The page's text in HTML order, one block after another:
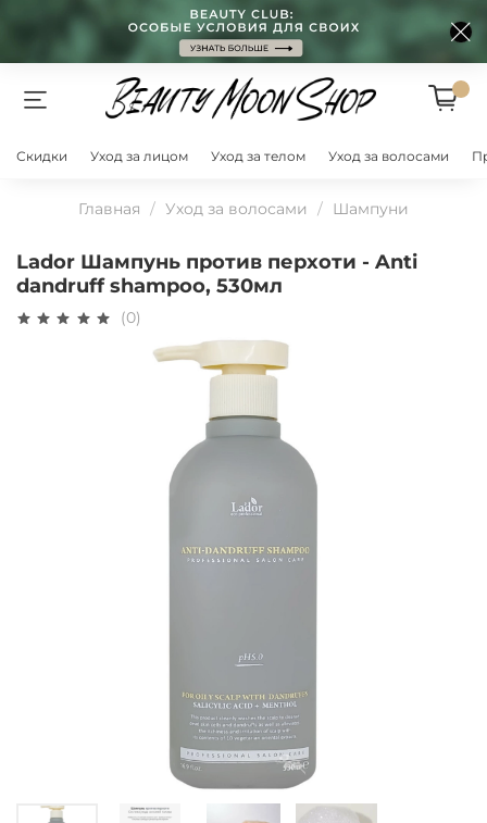
Скидки Уход за лицом Уход за телом Уход за волосами
Главная Уход за волосами Шампуни
Lador Шампунь против перхоти - Anti
dandruff shampoo, 530мл
(0)